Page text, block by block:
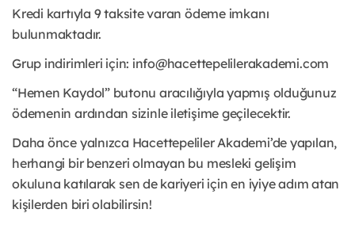
Kredi kartıyla 9 taksite varan ödeme imkanı
bulunmaktadır.
Grup indirimleri için: info@hacettepelilerakademi.com
“Hemen Kaydol” butonu aracılığıyla yapmış olduğunuz
ödemenin ardından sizinle iletişime geçilecektir.
Daha önce yalnızca Hacettepeliler Akademi’de yapılan,
herhangi bir benzeri olmayan bu mesleki gelişim
okuluna katılarak sen de kariyeri için en iyiye adım atan
kişilerden biri olabilirsin!